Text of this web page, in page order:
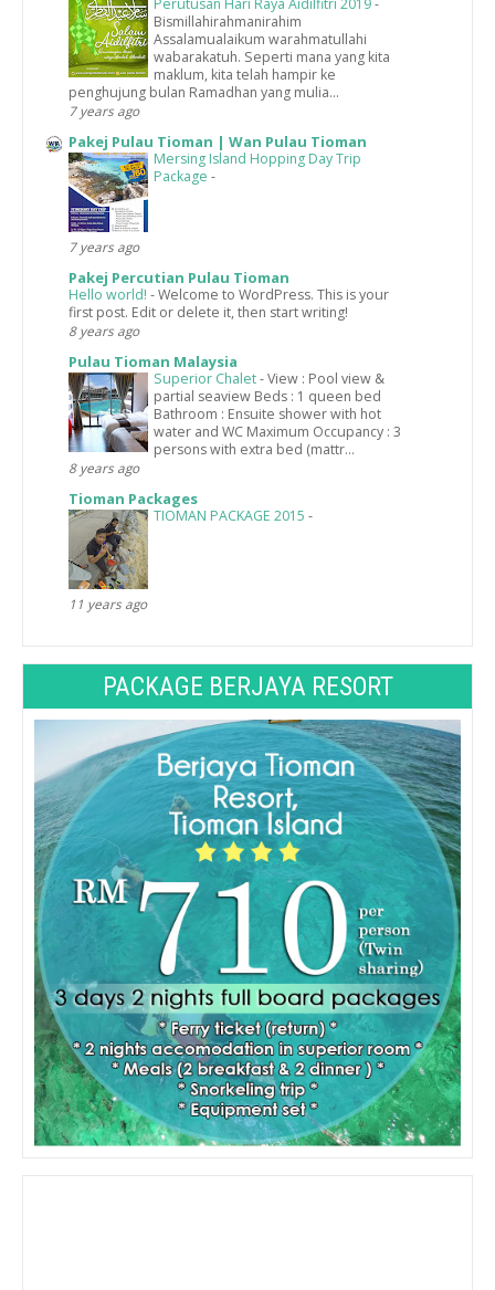
Bismillahirahmanirahim
Assalamualaikum warahmatullahi
wabarakatuh. Seperti mana yang kita
maklum, kita telah hampir ke
penghujung bulan Ramadhan yang mulia...
7 years ago
Pakej Pulau Tioman | Wan Pulau Tioman
Mersing Island Hopping Day Trip
Package -
7 years ago
Pakej Percutian Pulau Tioman
Hello world! -Welcome to WordPress. This is your
first post. Edit or delete it, then start writing!
8 years ago
Pulau Tioman Malaysia
Superior Chalet-View : Pool view &
partial seaview Beds : 1 queen bed
Bathroom : Ensuite shower with hot
water and WC Maximum Occupancy : 3
persons with extra bed (mattr...
8 years ago
Tioman Packages
TIOMAN PACKAGE 2015 -
11 years ago
PACKAGE BERJAYA RESORT